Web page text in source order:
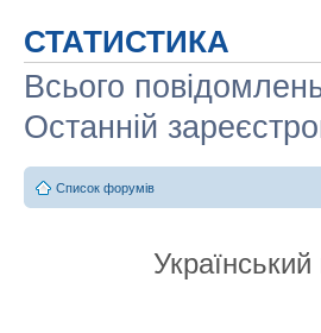
СТАТИСТИКА
Всього
Останній
Список форумів